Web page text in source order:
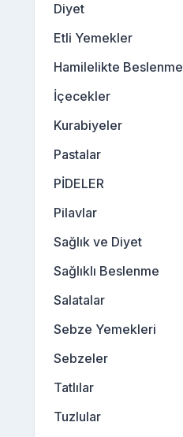
Diyet
Etli Yemekler
Hamilelikte Beslenme
İçecekler
Kurabiyeler
Pastalar
PİDELER
Pilavlar
Sağlık ve Diyet
Sağlıklı Beslenme
Salatalar
Sebze Yemekleri
Sebzeler
Tatlılar
Tuzlular